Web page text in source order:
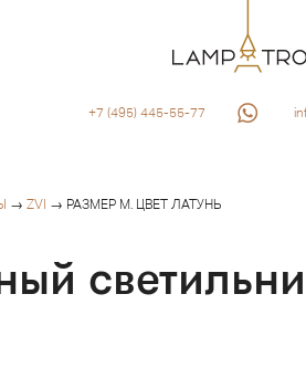
+7 (495) 445-55-77
→ ZVI → РАЗМЕР M. ЦВЕТ ЛАТУНЬ